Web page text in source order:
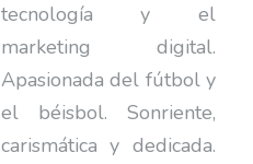
tecnología y el
marketing digital.
Apasionada del fútbol y
el béisbol. Sonriente,
carismática y dedicada.